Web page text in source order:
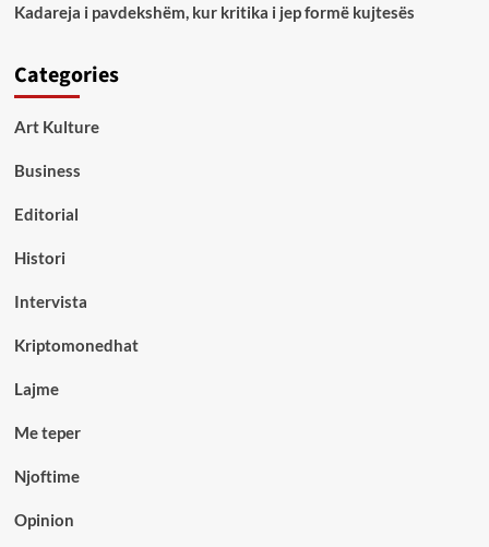
Kadareja i pavdekshëm, kur kritika i jep formë kujtesës
Categories
Art Kulture
Business
Editorial
Histori
Intervista
Kriptomonedhat
Lajme
Me teper
Njoftime
Opinion